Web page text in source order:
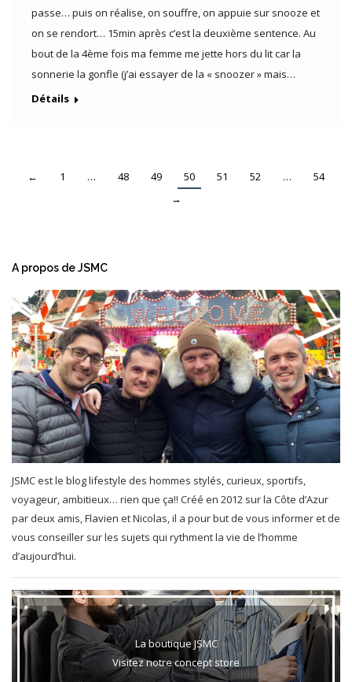
passe… puis on réalise, on souffre, on appuie sur snooze et
on se rendort… 15min après c’est la deuxième sentence. Au
bout de la 4ème fois ma femme me jette hors du lit car la
sonnerie la gonfle (j’ai essayer de la « snoozer » mais…
Détails
← 1 … 48 49 50 51 52 …
54
→
A propos de JSMC
JSMC est le blog lifestyle des hommes stylés, curieux, sportifs,
voyageur, ambitieux… rien que ça!! Créé en 2012 sur la Côte d’Azur
par deux amis, Flavien et Nicolas, il a pour but de vous informer et de
vous conseiller sur les sujets qui rythment la vie de l’homme
d’aujourd’hui.
La boutique JSMC
Visitez notre concept store